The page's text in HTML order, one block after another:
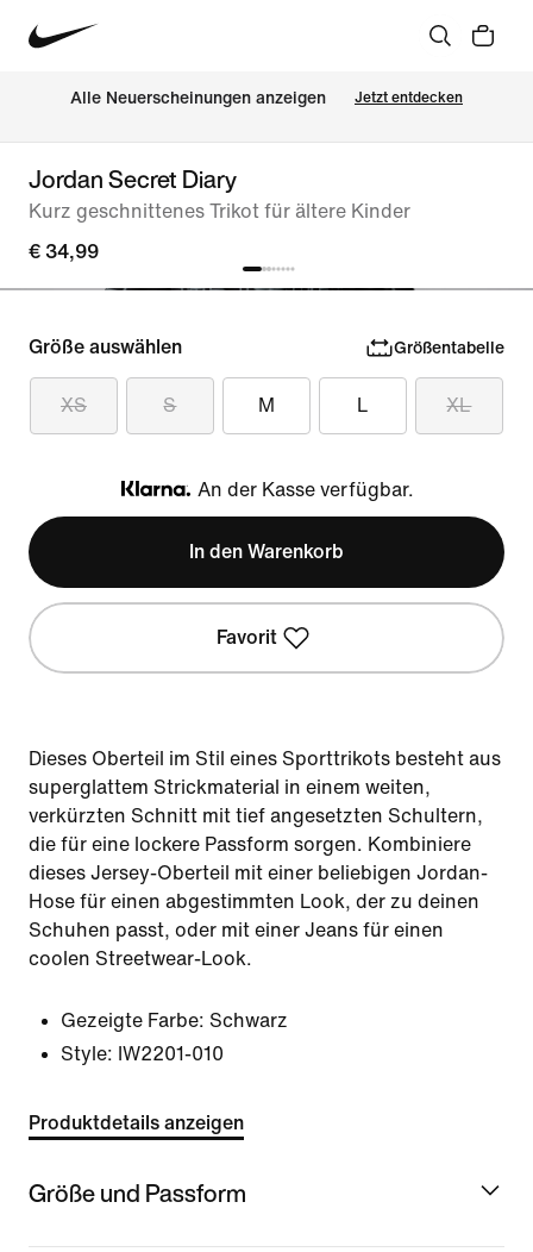
Alle Neuerscheinungen anzeigen Jetzt entdecken
Jordan Secret Diary
Kurz geschnittenes Trikot für ältere Kinder
€ 34,99
Größe auswählen Größentabelle
XS S M L XL
Klarna
An der Kasse verfügbar.
In den Warenkorb
Favorit
Dieses Oberteil im Stil eines Sporttrikots besteht aus
superglattem Strickmaterial in einem weiten,
verkürzten Schnitt mit tief angesetzten Schultern,
die für eine lockere Passform sorgen. Kombiniere
dieses Jersey-Oberteil mit einer beliebigen Jordan-
Hose für einen abgestimmten Look, der zu deinen
Schuhen passt, oder mit einer Jeans für einen
coolen Streetwear-Look.
Gezeigte Farbe: Schwarz
Style: IW2201-010
Produktdetails anzeigen
Größe und Passform